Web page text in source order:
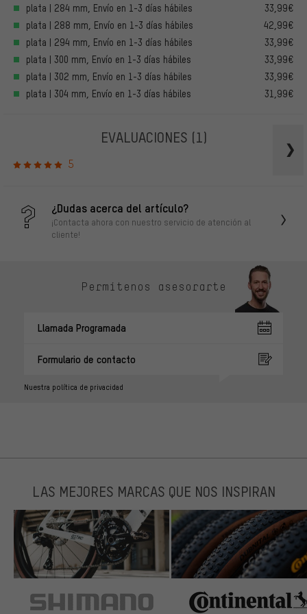
plata | 284 mm, Envío en 1-3 días hábiles
33,99€
plata | 288 mm, Envío en 1-3 días hábiles
42,99€
plata | 294 mm, Envío en 1-3 días hábiles
33,99€
plata | 300 mm, Envío en 1-3 días hábiles
33,99€
plata | 302 mm, Envío en 1-3 días hábiles
33,99€
plata | 304 mm, Envío en 1-3 días hábiles
31,99€
EVALUACIONES (1)
5
¿Dudas acerca del artículo?
¡Contacta ahora con nuestro servicio de atención al
cliente!
Permítenos asesorarte
Llamada Programada
Formulario de contacto
Nuestra política de privacidad
LAS MEJORES MARCAS QUE NOS INSPIRAN